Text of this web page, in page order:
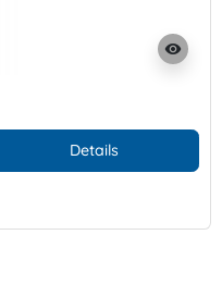
visibility
Details